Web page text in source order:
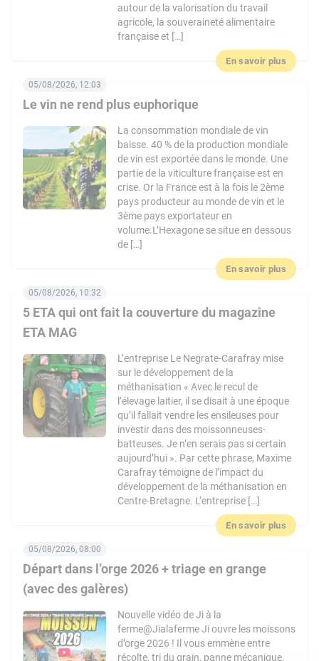
autour de la valorisation du travail
agricole, la souveraineté alimentaire
française et […]
En savoir plus
Le vin ne rend plus euphorique
05/08/2026, 12:03
La consommation mondiale de vin
baisse. 40 % de la production mondiale
de vin est exportée dans le monde. Une
partie de la viticulture française est en
crise. Or la France est à la fois le 2ème
pays producteur au monde de vin et le
3ème pays exportateur en
volume.L’Hexagone se situe en dessous
de […]
En savoir plus
5 ETA qui ont fait la couverture du magazine
ETA MAG
05/08/2026, 10:32
L’entreprise Le Negrate-Carafray mise
sur le développement de la
méthanisation « Avec le recul de
l’élevage laitier, il se disait à une époque
qu’il fallait vendre les ensileuses pour
investir dans des moissonneuses-
batteuses. Je n’en serais pas si certain
aujourd’hui ». Par cette phrase, Maxime
Carafray témoigne de l’impact du
développement de la méthanisation en
Centre-Bretagne. L’entreprise […]
En savoir plus
Départ dans l’orge 2026 + triage en grange
(avec des galères)
05/08/2026, 08:00
Nouvelle vidéo de Ji à la
ferme@Jialaferme Ji ouvre les moissons
d’orge 2026 ! Il vous emmène entre
récolte, tri du grain, panne mécanique,